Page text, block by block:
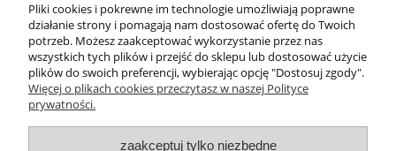
Pomoc
Dostawa
Pliki cookies i pokrewne im technologie umożliwiają poprawne
działanie strony i pomagają nam dostosować ofertę do Twoich
potrzeb. Możesz zaakceptować wykorzystanie przez nas
wszystkich tych plików i przejść do sklepu lub dostosować użycie
plików do swoich preferencji, wybierając opcję "Dostosuj zgody".
Więcej o plikach cookies przeczytasz w naszej Polityce
prywatności.
zaakceptuj tylko niezbędne